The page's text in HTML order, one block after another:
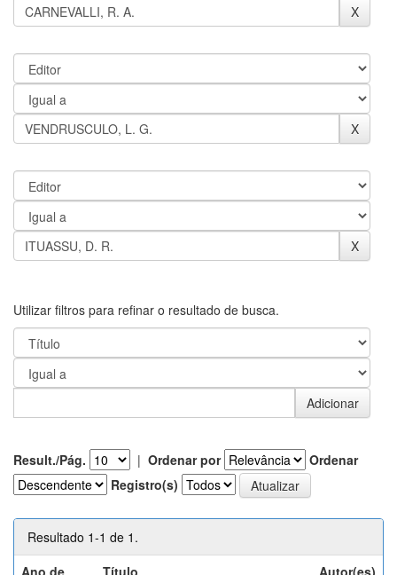
Utilizar filtros para refinar o resultado de busca.
Result./Pág. | Ordenar por
Ordenar
Registro(s)
Resultado 1-1 de 1.
Ano de
Título Autor(es)